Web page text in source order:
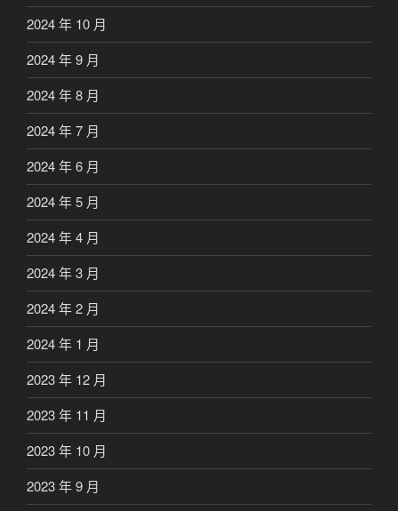
2024 年 10 月
2024 年 9 月
2024 年 8 月
2024 年 7 月
2024 年 6 月
2024 年 5 月
2024 年 4 月
2024 年 3 月
2024 年 2 月
2024 年 1 月
2023 年 12 月
2023 年 11 月
2023 年 10 月
2023 年 9 月